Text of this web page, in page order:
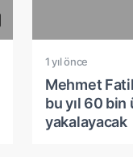
1 yıl önce
Mehmet
bu yıl 60 bin
yakalayacak